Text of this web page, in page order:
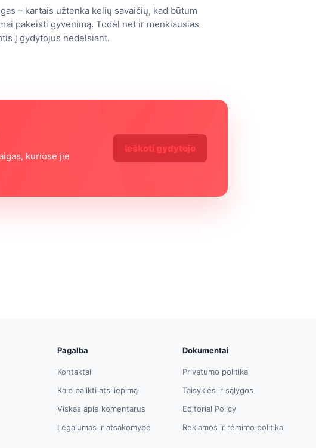
– kartais užtenka kelių savaičių, kad būtum
pakeisti gyvenimą. Todėl net ir menkiausias
į gydytojus nedelsiant.
kuriose jie
Ieškoti gydytojo
Pagalba
Kontaktai
Kaip palikti atsiliepimą
Viskas apie komentarus
Legalumas ir atsakomybė
Dokumentai
Privatumo politika
Taisyklės ir sąlygos
Editorial Policy
Reklamos ir rėmimo politika